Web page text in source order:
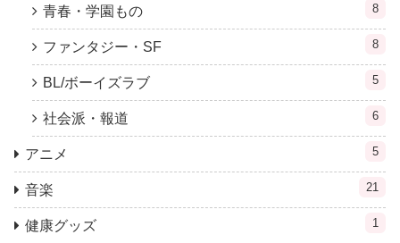
青春・学園もの 8
ファンタジー・SF 8
BL/ボーイズラブ 5
社会派・報道 6
アニメ 5
音楽 21
健康グッズ 1